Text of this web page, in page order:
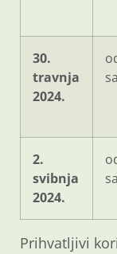
30.
travnja
2024.
2.
svibnja
2024.
Prihvatljivi